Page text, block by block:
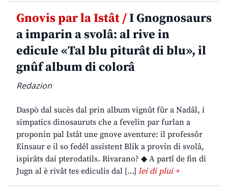
Gnovis par la Istât /I Gnognosaurs
a imparin a svolâ: al rive in
edicule «Tal blu piturât di blu», il
gnûf album di colorâ
Redazion
Daspò dal sucès dal prin album vignût fûr a Nadâl, i
simpatics dinosauruts che a fevelin par furlan a
proponin pal Istât une gnove aventure: il professôr
Einsaur e il so fedêl assistent Blik a provin di svolâ,
ispirâts dai pterodatils. Rivarano? ◆ A partî de fin di
Jugn al è rivât tes ediculis dal […] lei di plui +